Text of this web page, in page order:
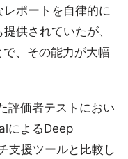
ポートを自律的に
供されていたが、
、その能力が大幅
評価者テストにおい
によるDeep
支援ツールと比較し